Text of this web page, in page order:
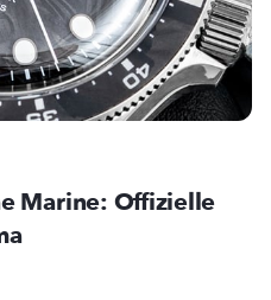
Marine: Offizielle